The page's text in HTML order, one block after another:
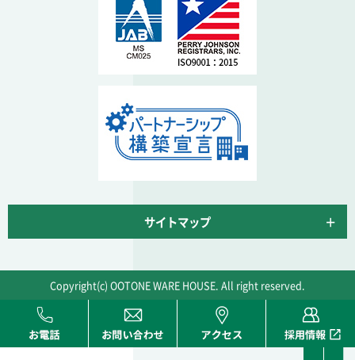
サイトマップ
Copyright(c) OOTONE WARE HOUSE. All right reserved.